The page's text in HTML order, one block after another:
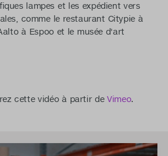
lampes et les expédient vers
comme le restaurant Citypie à
à Espoo et le musée d'art
cette vidéo à partir deVimeo.